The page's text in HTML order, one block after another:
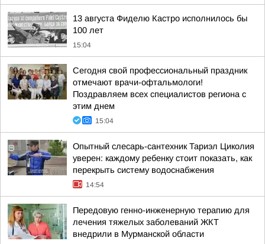
13 августа Фиделю Кастро исполнилось бы
100 лет
15:04
Сегодня свой профессиональный праздник
отмечают врачи-офтальмологи!
Поздравляем всех специалистов региона с
этим днем
15:04
Опытный слесарь-сантехник Тариэл Циколия
уверен: каждому ребенку стоит показать, как
перекрыть систему водоснабжения
14:54
Передовую генно-инженерную терапию для
лечения тяжелых заболеваний ЖКТ
внедрили в Мурманской области